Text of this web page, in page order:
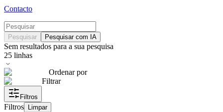
Contacto
Pesquisar Pesquisar com IA
Sem resultados para a sua pesquisa
25 linhas
Ordenar por
Filtrar
Filtros
Filtros Limpar